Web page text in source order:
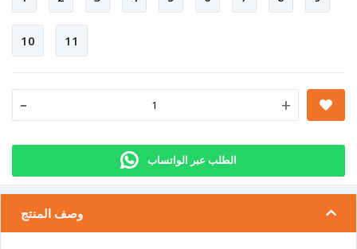
10 11
- +
الطلب عبر الواتساب
وصف المنتج